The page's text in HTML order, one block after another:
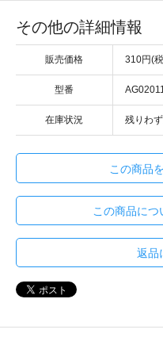
その他の詳細情報
販売価格 310円(
型番
在庫状況 残りわ
この商品
この商品につ
返品